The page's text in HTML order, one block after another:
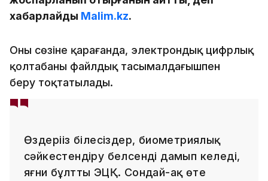
хабарлайды Malim.kz.
Оның сөзіне қарағанда, электрондық цифрлық
қолтаңбаны файлдық тасымалдағышпен
беру тоқтатылады.
Өздеріңіз білесіздер, биометриялық
сәйкестендіру белсенді дамып келеді,
яғни бұлтты ЭЦҚ. Сондай-ақ өте